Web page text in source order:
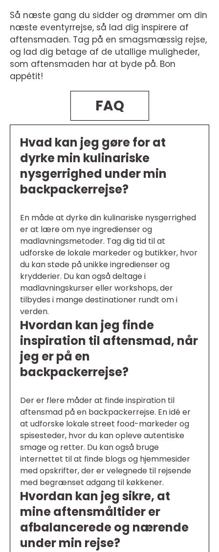
Så næste gang du sidder og drømmer om din
næste eventyrrejse, så lad dig inspirere af
aftensmaden. Tag på en smagsmæssig rejse,
og lad dig betage af de utallige muligheder,
som aftensmaden har at byde på. Bon
appétit!
FAQ
Hvad kan jeg gøre for at
dyrke min kulinariske
nysgerrighed under min
backpackerrejse?
En måde at dyrke din kulinariske nysgerrighed
er at lære om nye ingredienser og
madlavningsmetoder. Tag dig tid til at
udforske de lokale markeder og butikker, hvor
du kan støde på unikke ingredienser og
krydderier. Du kan også deltage i
madlavningskurser eller workshops, der
tilbydes i mange destinationer rundt om i
verden.
Hvordan kan jeg finde
inspiration til aftensmad, når
jeg er på en
backpackerrejse?
Der er flere måder at finde inspiration til
aftensmad på en backpackerrejse. En idé er
at udforske lokale street food-markeder og
spisesteder, hvor du kan opleve autentiske
smage og retter. Du kan også bruge
internettet til at finde blogs og hjemmesider
med opskrifter, der er velegnede til rejsende
med begrænset adgang til køkkener.
Hvordan kan jeg sikre, at
mine aftensmåltider er
afbalancerede og nærende
under min rejse?